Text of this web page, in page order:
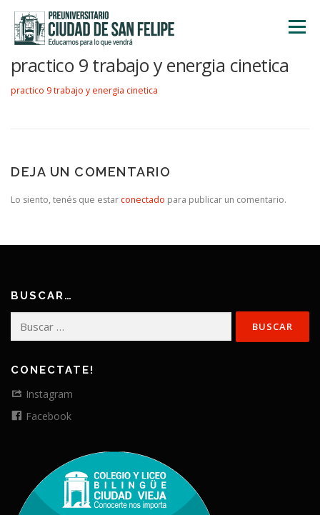
contenido
Menú
practico 9 trabajo y energia cinetica
practico 9 trabajo y energia cinetica
DEJA UN COMENTARIO
Lo siento, tenés que estar conectado para publicar un comentario.
BUSCAR…
CONECTATE!
Instagram
Facebook